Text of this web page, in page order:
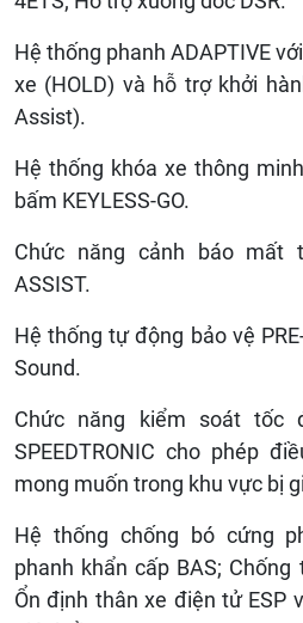
Hệ thống phanh ADAPTIVE
xe (HOLD) và hỗ trợ khởi
Assist).
Hệ thống khóa xe thông
bấm KEYLESS-GO.
Chức năng cảnh báo mất
ASSIST.
Hệ thống tự động bảo vệ
Sound.
Chức năng kiểm soát tốc
SPEEDTRONIC cho phép
mong muốn trong khu vực bị
Hệ thống chống bó cứng
phanh khẩn cấp BAS;
Ổn định thân xe điện tử ESP